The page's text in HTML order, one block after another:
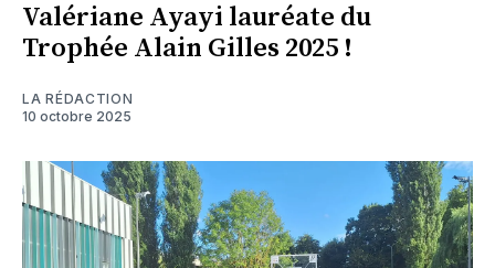
Valériane Ayayi lauréate du
Trophée Alain Gilles 2025 !
LA RÉDACTION
10 octobre 2025